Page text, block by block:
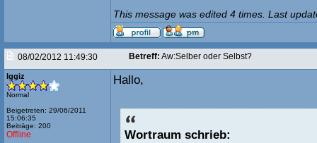
This message was edited 4 times. Last
08/02/2012 11:49:30 Betreff: Aw:Selber oder Selbst?
Iggiz
Normal
Beigetreten: 29/06/2011
15:06:35
Beiträge: 200
Offline
Hallo,
Wortraum schrieb: